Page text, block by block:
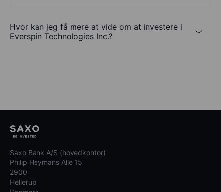
Hvor kan jeg få mere at vide om at investere i
Everspin Technologies Inc.?
Saxo Bank A/S (hovedkontor)
Philip Heymans Alle 15
2900
Hellerup